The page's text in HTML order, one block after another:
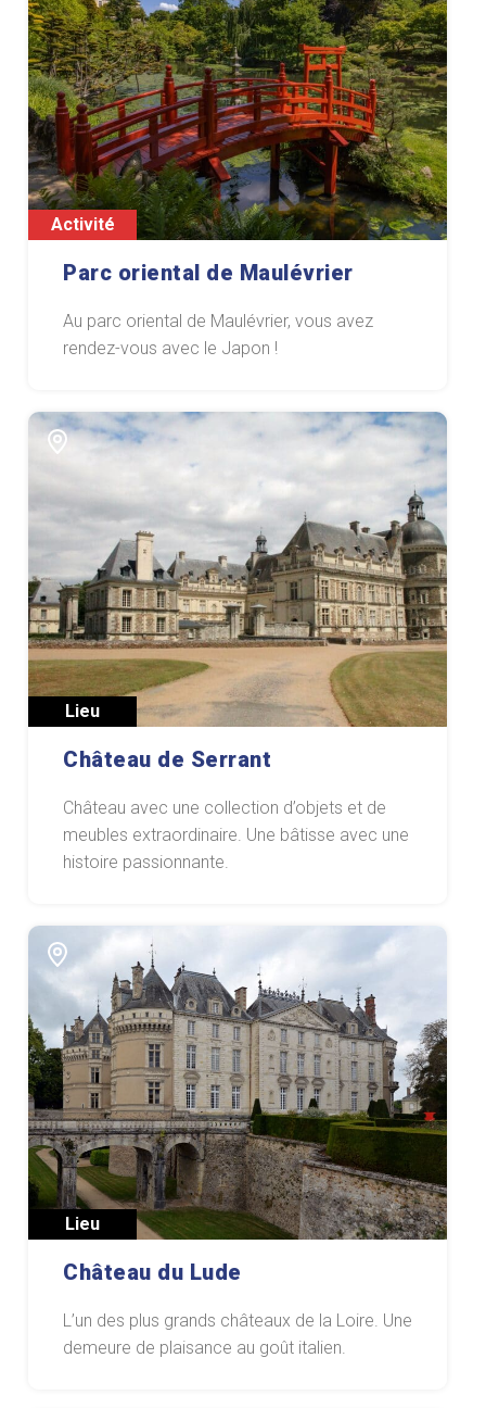
Activité
Parc oriental de Maulévrier
Au parc oriental de Maulévrier, vous avez
rendez-vous avec le Japon !
Lieu
Château de Serrant
Château avec une collection d’objets et de
meubles extraordinaire. Une bâtisse avec une
histoire passionnante.
Lieu
Château du Lude
L’un des plus grands châteaux de la Loire. Une
demeure de plaisance au goût italien.